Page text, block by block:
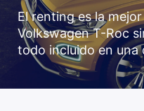
El renting es la
Volkswagen T-Roc
todo incluido en una